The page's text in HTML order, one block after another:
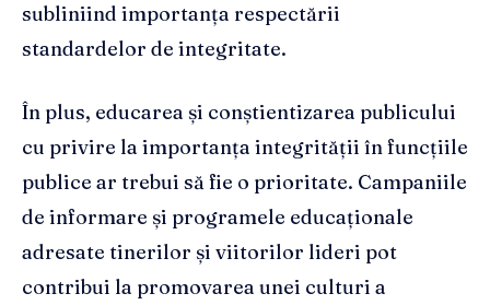
subliniind importanța respectării
standardelor de integritate.
În plus, educarea și conștientizarea publicului
cu privire la importanța integrității în funcțiile
publice ar trebui să fie o prioritate. Campaniile
de informare și programele educaționale
adresate tinerilor și viitorilor lideri pot
contribui la promovarea unei culturi a